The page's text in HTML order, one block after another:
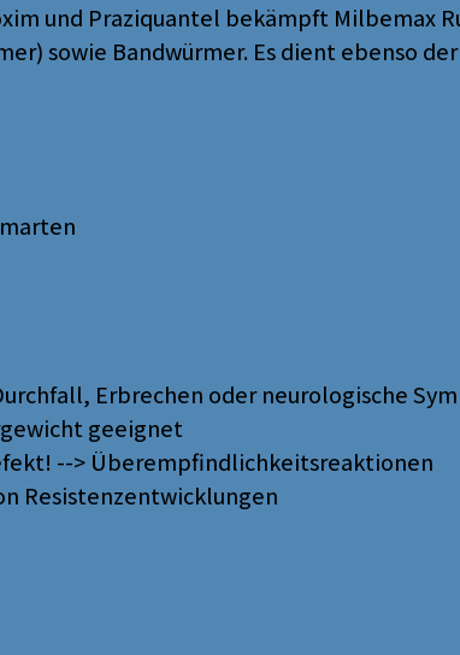
und Praziquantel bekämpft Milbemax
sowie Bandwürmer. Es dient ebenso
Erbrechen oder neurologische
geeignet
--> Überempfindlichkeitsreaktionen
Resistenzentwicklungen